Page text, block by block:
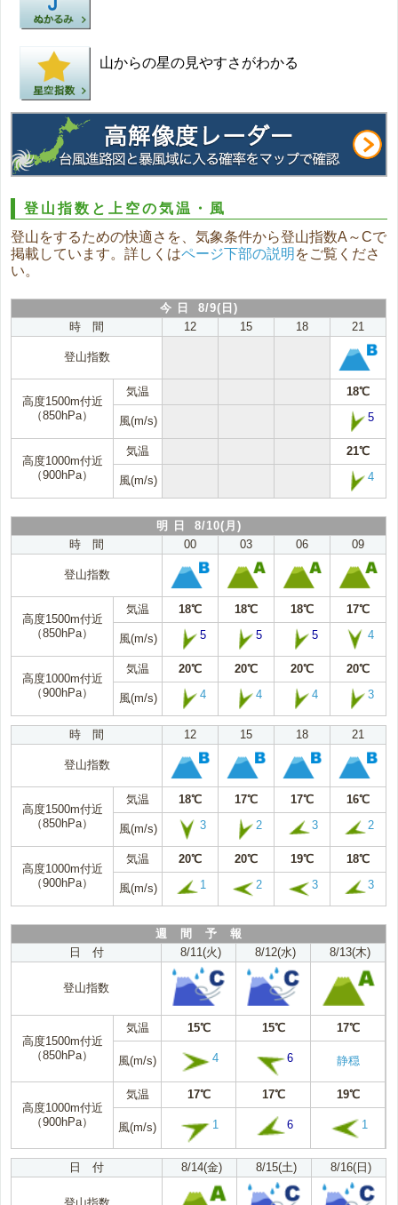
山からの星の見やすさがわかる
登山指数と上空の気温・風
登山をするための快適さを、気象条件から登山指数A～Cで
掲載しています。詳しくはページ下部の説明 をご覧くださ
い。
今 日 8/9(日)
時 間
12 15 18 21
登山指数
高度1500m付近
（850hPa）
気温 18℃
風(m/s) 5
高度1000m付近
（900hPa）
気温 21℃
風(m/s) 4
明 日 8/10(月)
時 間
00 03 06 09
登山指数
高度1500m付近
（850hPa）
気温 18℃ 18℃ 18℃ 17℃
風(m/s) 5 5 5 4
高度1000m付近
（900hPa）
気温 20℃ 20℃ 20℃ 20℃
風(m/s) 4 4 4 3
時 間 12 15 18 21
登山指数
高度1500m付近
（850hPa）
気温 18℃ 17℃ 17℃ 16℃
風(m/s) 3 2 3 2
高度1000m付近
（900hPa）
気温 20℃ 20℃ 19℃ 18℃
風(m/s) 1 2 3 3
週 間 予 報
日 付
8/11(火) 8/12(水) 8/13(木)
登山指数
高度1500m付近
（850hPa）
気温 15℃ 15℃ 17℃
風(m/s) 4 6 静穏
高度1000m付近
（900hPa）
気温 17℃ 17℃ 19℃
風(m/s) 1 6 1
日 付 8/14(金) 8/15(土) 8/16(日)